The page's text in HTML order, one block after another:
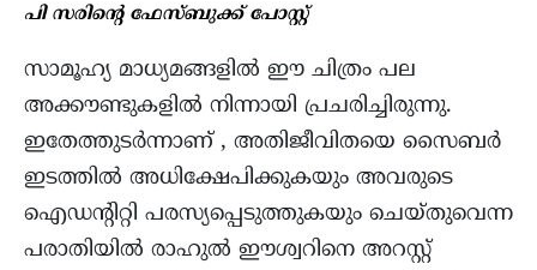
പി സരിന്റെ ഫേസ്ബുക്ക് പോസ്റ്റ്‌
സാമൂഹ്യ മാധ്യമങ്ങളിൽ ഈ ചിത്രം പല
അക്കൗണ്ടുകളിൽ നിന്നായി പ്രചരിച്ചിരുന്നു.
ഇതേത്തുടർന്നാണ് , അതിജീവിതയെ സൈബർ
ഇടത്തിൽ അധിക്ഷേപിക്കുകയും അവരുടെ
ഐഡന്റിറ്റി പരസ്യപ്പെടുത്തുകയും ചെയ്തുവെന്ന
പരാതിയിൽ രാഹുൽ ഈശ്വറിനെ അറസ്റ്റ്